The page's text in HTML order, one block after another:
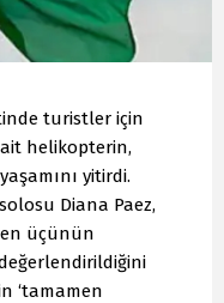
turistler için
helikopterin,
yitirdi.
Diana Paez,
üçünün
‘tamamen